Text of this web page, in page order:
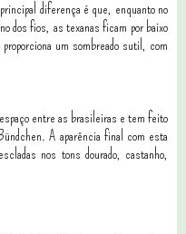
diferença é que, enquanto no
dos fios, as texanas ficam por baixo
um sombreado sutil, com
entre as brasileiras e tem feito
A aparência final com esta
nos tons dourado, castanho,